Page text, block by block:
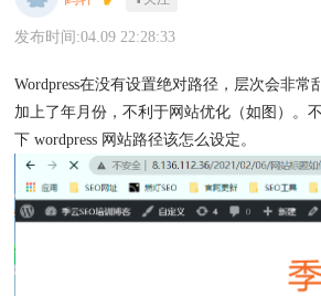
发布时间:04.09 22:28:33
Wordpress在没有设置绝对路径，层次会非常
加上了年月份，不利于网站优化（如图）。
下 wordpress 网站路径该怎么设定。